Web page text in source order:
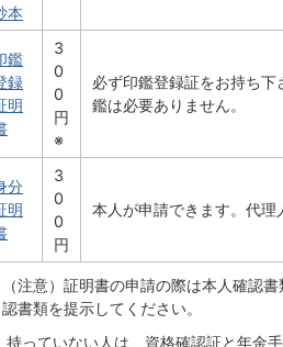
本
鑑
録
明
3
0
0
円
※
必ず印鑑登録証をお持ち下
鑑は必要ありません。
分
明
3
0
0
円
本人が申請できます。代理
（注意）証明書の申請の際は本人確認
認書類を提示してください。
持っていない人は、資格確認証と年金